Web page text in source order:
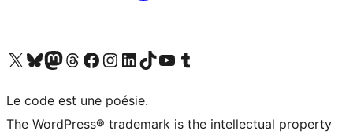
Visit our X (formerly Twitter) account
Visitez notre compte Bluesky
Visit our Mastodon account
Visitez notre compte Threads
Visit our Facebook page
Visit our Instagram account
Visit our LinkedIn account
Visitez notre compte TikTok
Visit our YouTube channel
Visitez notre compte Tumblr
Le code est une poésie.
The WordPress® trademark is the intellectual property